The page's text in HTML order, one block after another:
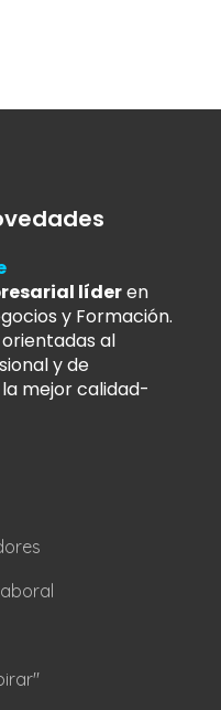
líderen
y Formación.
al
y de
mejor calidad-